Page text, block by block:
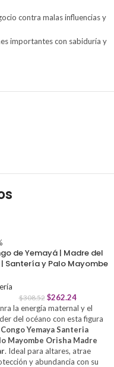
contra malas influencias y
importantes con sabiduría y
de Yemayá | Madre del
| Santería y Palo Mayombe
$308.52 $262.24
la energía maternal y el
del océano con esta figura
Congo Yemaya Santeria
Mayombe Orisha Madre
. Ideal para altares, atrae
y abundancia con su